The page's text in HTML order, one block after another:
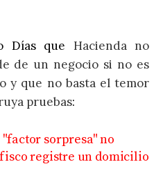
Días que Hacienda no
de un negocio si no es
y que no basta el temor
pruebas:
sorpresa" no
registre un domicilio